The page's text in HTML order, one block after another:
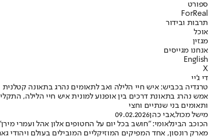
ספורט
ForReal
תרבות ובידור
אוכל
מגזין
אנחנו מגייסים
English
X
די ג'יי
טרגדיה בכביש: איש חיי הלילה ואב לתאומים נהרג בתאונה קטלנית
ותאומים בני שנתיים וחצי
מישל מכול,אבי כהן09.02.2026
הכוכב הבינלאומי: "חושב בכל יום על החטופים אלון אהל ועמרי
מארק רונסון, אחד המפיקים המוזיקליים המובילים בעולם